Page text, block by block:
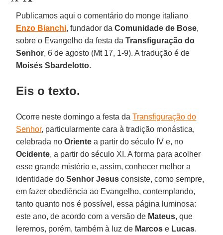
Publicamos aqui o comentário do monge italiano
Enzo Bianchi, fundador daComunidade de Bose,
sobre o Evangelho da festa daTransfiguração do
Senhor, 6 de agosto (Mt 17, 1-9). A tradução é de
Moisés Sbardelotto.
Eis o texto.
Ocorre neste domingo a festa daTransfiguração do
Senhor, particularmente cara à tradição monástica,
celebrada noOriente a partir do século IV e, no
Ocidente, a partir do século XI. A forma para acolher
esse grande mistério e, assim, conhecer melhor a
identidade doSenhor Jesus consiste, como sempre,
em fazer obediência ao Evangelho, contemplando,
tanto quanto nos é possível, essa página luminosa:
este ano, de acordo com a versão de Mateus, que
leremos, porém, também à luz de Marcos e Lucas.